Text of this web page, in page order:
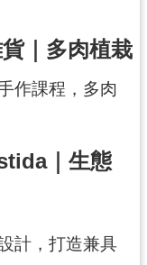
｜多肉植栽
作課程，多肉
｜生態
計，打造兼具